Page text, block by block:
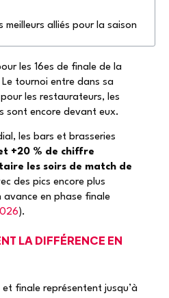
meilleurs alliés pour la saison
les 16es de finale de la
tournoi entre dans sa
les restaurateurs, les
sont encore devant eux.
les bars et brasseries
+20 % de chiffre
les soirs de match de
des pics encore plus
avance en phase finale
).
LA DIFFÉRENCE EN
et finale représentent jusqu’à